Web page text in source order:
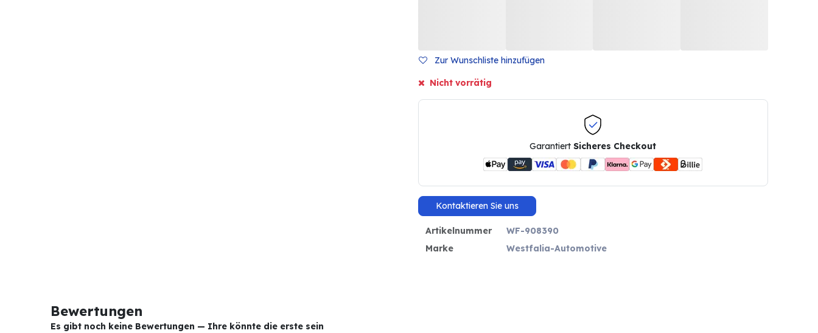
Zur Wunschliste hinzufügen
Nicht vorrätig
GarantiertSicheres Checkout
Kontaktieren Sie uns
Artikelnummer
WF-908390
Marke
Westfalia-Automotive
Bewertungen
Es gibt noch keine Bewertungen — Ihre könnte die erste sein